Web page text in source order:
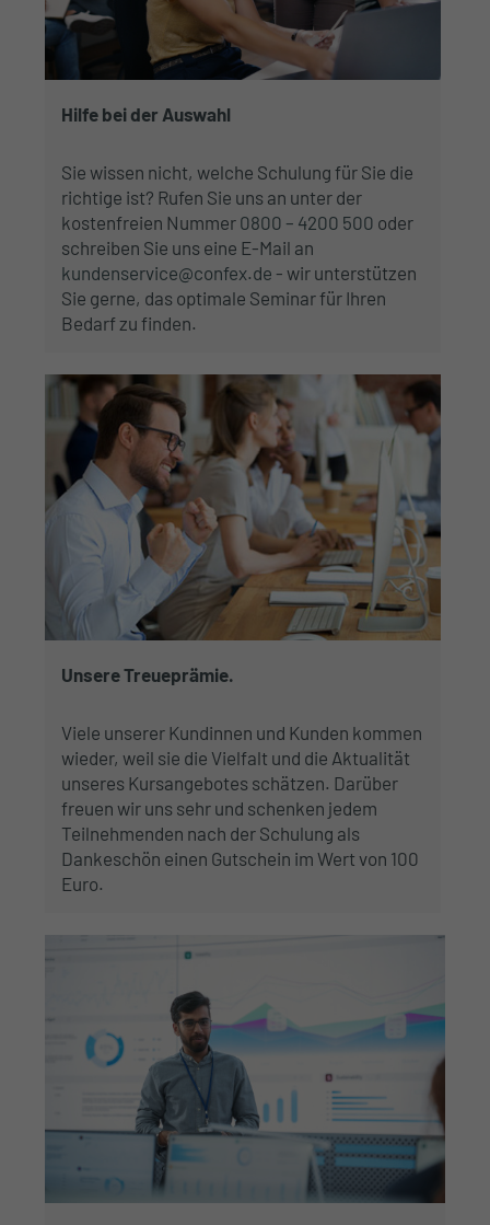
Hilfe bei der Auswahl
Sie wissen nicht, welche Schulung für Sie die
richtige ist? Rufen Sie uns an unter der
kostenfreien Nummer 0800 – 4200 500 oder
schreiben Sie uns eine E-Mail an
kundenservice@confex.de - wir unterstützen
Sie gerne, das optimale Seminar für Ihren
Bedarf zu finden.
Unsere Treueprämie.
Viele unserer Kundinnen und Kunden kommen
wieder, weil sie die Vielfalt und die Aktualität
unseres Kursangebotes schätzen. Darüber
freuen wir uns sehr und schenken jedem
Teilnehmenden nach der Schulung als
Dankeschön einen Gutschein im Wert von 100
Euro.